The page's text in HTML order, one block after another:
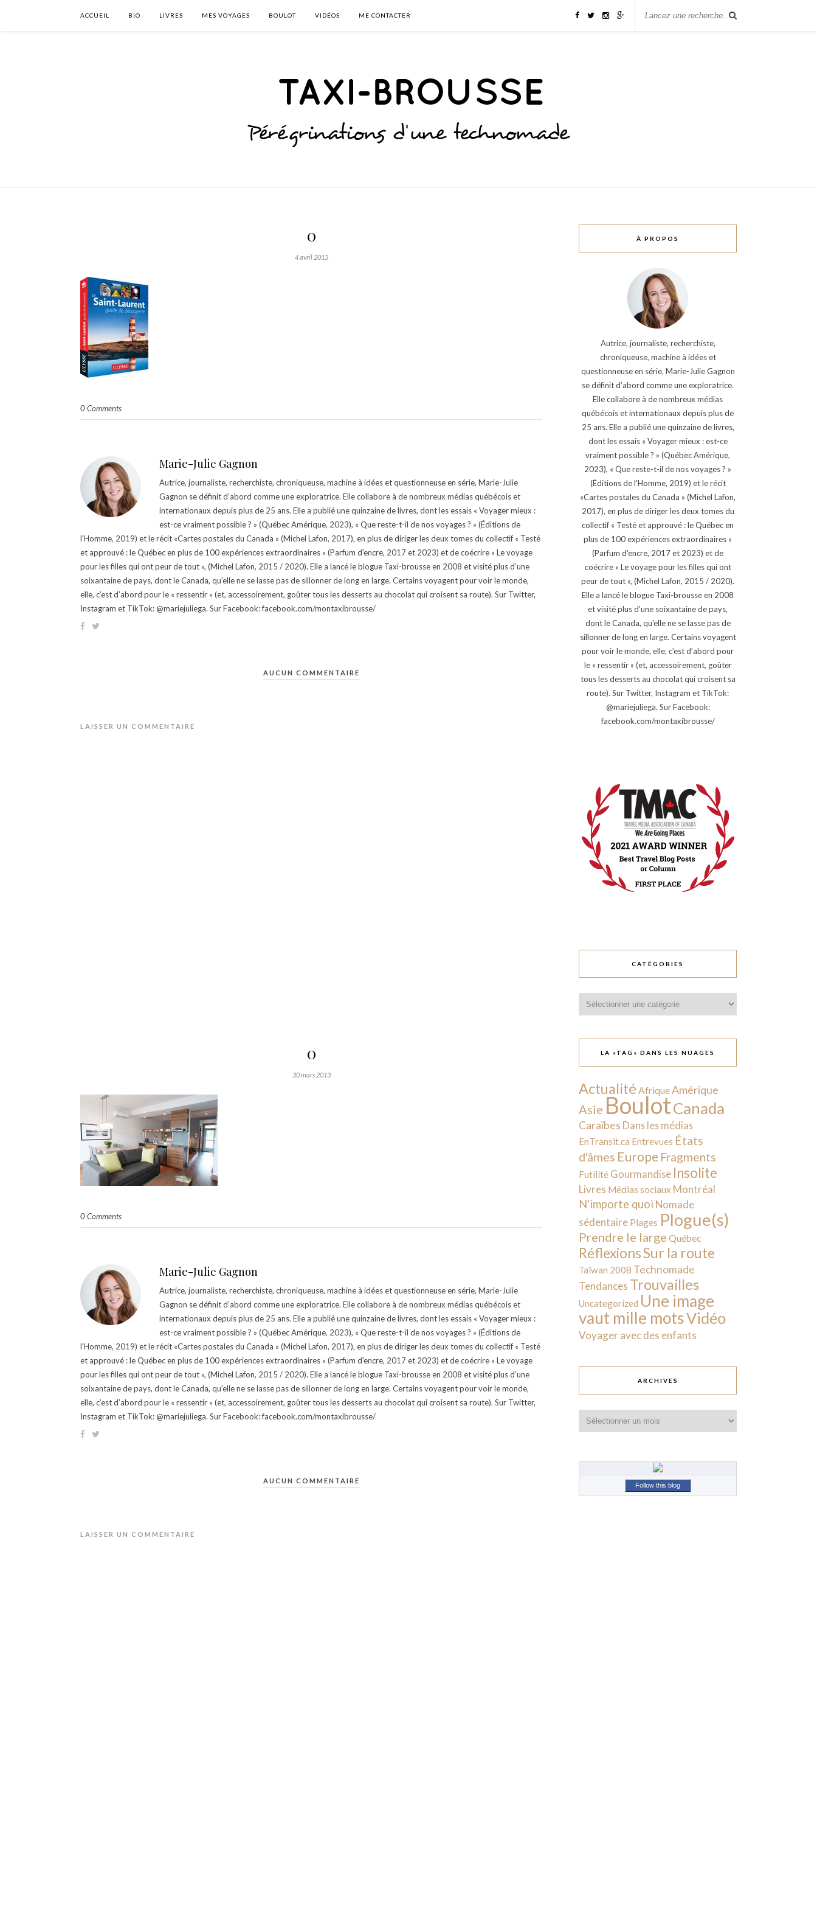
ACCUEIL BIO LIVRES MES VOYAGES BOULOT VIDÉOS ME CONTACTER
0
4 avril 2013
0 Comments
Marie-Julie Gagnon
Autrice, journaliste, recherchiste, chroniqueuse, machine à idées et questionneuse en série, Marie-Julie
Gagnon se définit d’abord comme une exploratrice. Elle collabore à de nombreux médias québécois et
internationaux depuis plus de 25 ans. Elle a publié une quinzaine de livres, dont les essais « Voyager mieux :
est-ce vraiment possible ? » (Québec Amérique, 2023), « Que reste-t-il de nos voyages ? » (Éditions de
l'Homme, 2019) et le récit «Cartes postales du Canada » (Michel Lafon, 2017), en plus de diriger les deux tomes du collectif « Testé
et approuvé : le Québec en plus de 100 expériences extraordinaires » (Parfum d'encre, 2017 et 2023) et de coécrire « Le voyage
pour les filles qui ont peur de tout », (Michel Lafon, 2015 / 2020). Elle a lancé le blogue Taxi-brousse en 2008 et visité plus d'une
soixantaine de pays, dont le Canada, qu'elle ne se lasse pas de sillonner de long en large. Certains voyagent pour voir le monde,
elle, c’est d’abord pour le « ressentir » (et, accessoirement, goûter tous les desserts au chocolat qui croisent sa route). Sur Twitter,
Instagram et TikTok: @mariejuliega. Sur Facebook: facebook.com/montaxibrousse/
AUCUN COMMENTAIRE
LAISSER UN COMMENTAIRE
0
30 mars 2013
0 Comments
Marie-Julie Gagnon
Autrice, journaliste, recherchiste, chroniqueuse, machine à idées et questionneuse en série, Marie-Julie
Gagnon se définit d’abord comme une exploratrice. Elle collabore à de nombreux médias québécois et
internationaux depuis plus de 25 ans. Elle a publié une quinzaine de livres, dont les essais « Voyager mieux :
est-ce vraiment possible ? » (Québec Amérique, 2023), « Que reste-t-il de nos voyages ? » (Éditions de
l'Homme, 2019) et le récit «Cartes postales du Canada » (Michel Lafon, 2017), en plus de diriger les deux tomes du collectif « Testé
et approuvé : le Québec en plus de 100 expériences extraordinaires » (Parfum d'encre, 2017 et 2023) et de coécrire « Le voyage
pour les filles qui ont peur de tout », (Michel Lafon, 2015 / 2020). Elle a lancé le blogue Taxi-brousse en 2008 et visité plus d'une
soixantaine de pays, dont le Canada, qu'elle ne se lasse pas de sillonner de long en large. Certains voyagent pour voir le monde,
elle, c’est d’abord pour le « ressentir » (et, accessoirement, goûter tous les desserts au chocolat qui croisent sa route). Sur Twitter,
Instagram et TikTok: @mariejuliega. Sur Facebook: facebook.com/montaxibrousse/
AUCUN COMMENTAIRE
LAISSER UN COMMENTAIRE
À PROPOS
Autrice, journaliste, recherchiste,
chroniqueuse, machine à idées et
questionneuse en série, Marie-Julie Gagnon
se définit d’abord comme une exploratrice.
Elle collabore à de nombreux médias
québécois et internationaux depuis plus de
25 ans. Elle a publié une quinzaine de livres,
dont les essais « Voyager mieux : est-ce
vraiment possible ? » (Québec Amérique,
2023), « Que reste-t-il de nos voyages ? »
(Éditions de l'Homme, 2019) et le récit
«Cartes postales du Canada » (Michel Lafon,
2017), en plus de diriger les deux tomes du
collectif « Testé et approuvé : le Québec en
plus de 100 expériences extraordinaires »
(Parfum d'encre, 2017 et 2023) et de
coécrire « Le voyage pour les filles qui ont
peur de tout », (Michel Lafon, 2015 / 2020).
Elle a lancé le blogue Taxi-brousse en 2008
et visité plus d'une soixantaine de pays,
dont le Canada, qu'elle ne se lasse pas de
sillonner de long en large. Certains voyagent
pour voir le monde, elle, c’est d’abord pour
le « ressentir » (et, accessoirement, goûter
tous les desserts au chocolat qui croisent sa
route). Sur Twitter, Instagram et TikTok:
@mariejuliega. Sur Facebook:
facebook.com/montaxibrousse/
CATÉGORIES
LA «TAG» DANS LES NUAGES
Actualité AfriqueAmérique
Asie BoulotCanada
Caraïbes Dans les médias
EnTransit.ca Entrevues États
d'âmes Europe Fragments
Futilité Gourmandise Insolite
Livres Médias sociaux Montréal
N'importe quoi Nomade
sédentaire Plages Plogue(s)
Prendre le large Québec
RéflexionsSur la route
Taïwan 2008 Technomade
Tendances Trouvailles
Uncategorized Une image
vaut mille motsVidéo
Voyager avec des enfants
ARCHIVES
Follow this blog